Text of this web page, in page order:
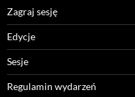
Zagraj sesję
Edycje
Sesje
Regulamin wydarzeń